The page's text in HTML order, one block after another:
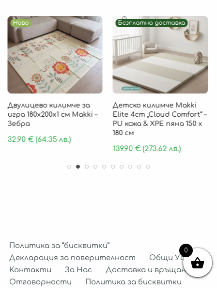
Ново
Двулицево килимче за
игра 180х200х1 см Makki –
Зебра
32.90 €(64.35 лв.)
Безплатна доставка
Детско килимче Makki
Elite 4cm „Cloud Comfort“ –
PU кожа & XPE пяна 150 х
180 см
139.90€(273.62 лв.)
Политика за “бисквитки”
Декларация за поверителност
Общи Условия
Контакти
За Нас
Доставка и връщане
Отговорности
Политика за бисквитки
0